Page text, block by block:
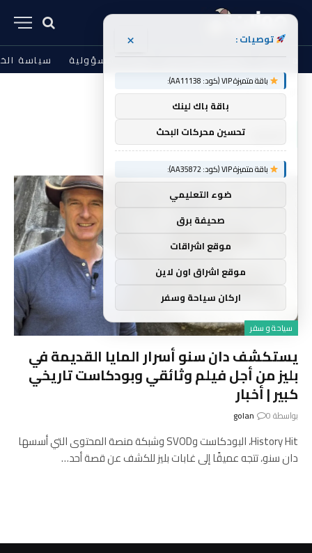
من نحن الشروط والأحكام إخلاء المسؤولية سياسة
الرئيسية » المايا
سياحة و سفر
يستكشف دان سنو أسرار المايا القديمة في
بليز من أجل فيلم وثائقي وبودكاست تاريخي
كبير | أخبار
بواسطة golan 0
History Hit، البودكاست وSVOD وشبكة منصة المحتوى التي أسسها
دان سنو، تتجه عميقًا إلى غابات بليز للكشف عن قصة أحد…
توصيات : ×
باقة متميزة VIP (كود: AA11138):
باقة باك لينك
تحسين محركات البحث
باقة متميزة VIP (كود: AA35872):
ضوء التعليمي
صحيفة برق
موقع اشراقات
موقع اشراق اون لاين
اركان سياحة وسفر